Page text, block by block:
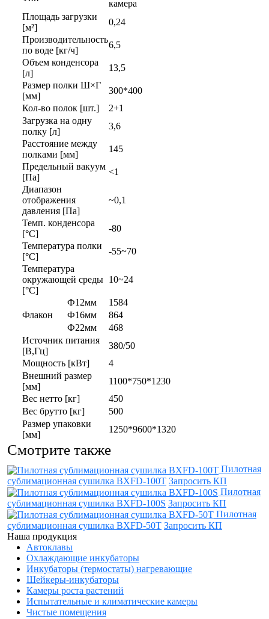
камера
Площадь загрузки
[м²]
0,24
Производительность
по воде [кг/ч]
6,5
Объем конденсора
[л]
13,5
Размер полки Ш×Г
[мм]
300*400
Кол-во полок [шт.]
2+1
Загрузка на одну
полку [л]
3,6
Расстояние между
полками [мм]
145
Предельный вакуум
[Па]
<1
Диапазон
отображения
давления [Па]
~0,1
Темп. конденсора
[°C]
-80
Температура полки
[°C]
-55~70
Температура
окружающей среды
[°C]
10~24
Флакон
Ф12мм
1584
Ф16мм
864
Ф22мм
468
Источник питания
[В,Гц]
380/50
Мощность [кВт]
4
Внешний размер
[мм]
1100*750*1230
Вес нетто [кг]
450
Вес брутто [кг]
500
Размер упаковки
[мм]
1250*9600*1320
Смотрите также
Пилотная
сублимационная сушилка BXFD-100T Запросить КП
Пилотная
сублимационная сушилка BXFD-100S Запросить КП
Пилотная
сублимационная сушилка BXFD-50T Запросить КП
Наша продукция
Автоклавы
Охлаждающие инкубаторы
Инкубаторы (термостаты) нагревающие
Шейкеры-инкубаторы
Камеры роста растений
Испытательные и климатические камеры
Чистые помещения